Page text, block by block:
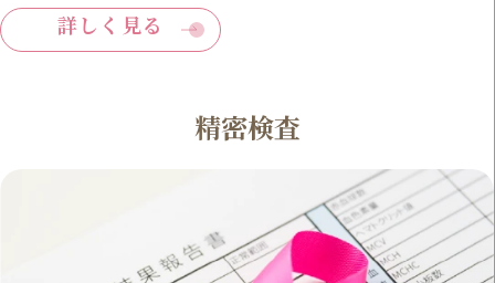
詳しく見る
精密検査